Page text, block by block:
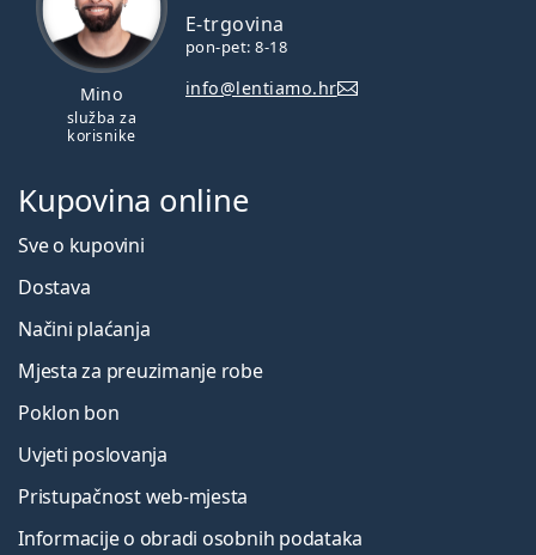
Mino
služba za
korisnike
E-trgovina
pon-pet: 8-18
info@lentiamo.hr
Kupovina online
Sve o kupovini
Dostava
Načini plaćanja
Mjesta za preuzimanje robe
Poklon bon
Uvjeti poslovanja
Pristupačnost web-mjesta
Informacije o obradi osobnih podataka